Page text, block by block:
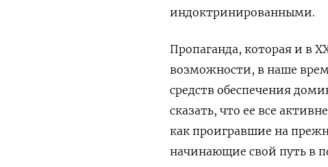
индоктринированными.
Пропаганда, которая и в
возможности, в наше
средств обеспечения
сказать, что ее все
как проигравшие на
начинающие свой путь в